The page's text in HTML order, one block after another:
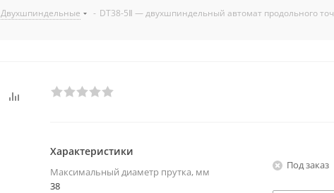
Двухшпиндельные - DT38-5Ⅱ — двухшпиндельный автомат продольного
Характеристики
Максимальный диаметр прутка, мм
38
Под заказ